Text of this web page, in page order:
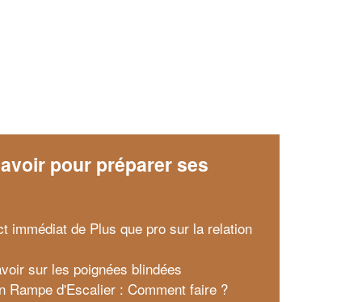
pour préparer ses
immédiat de Plus que pro sur la relation
sur les poignées blindées
Rampe d'Escalier : Comment faire ?